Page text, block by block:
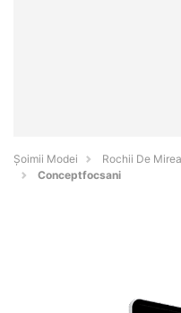
Șoimii Modei
Rochii De
Conceptfocsani